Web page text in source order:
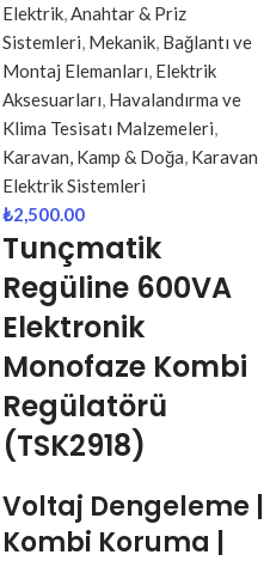
Elektrik,Anahtar & Priz
Sistemleri, Mekanik, Bağlantı ve
Montaj Elemanları, Elektrik
Aksesuarları, Havalandırma ve
Klima Tesisatı Malzemeleri,
Karavan, Kamp & Doğa, Karavan
Elektrik Sistemleri
₺2,500.00
Tunçmatik
Regüline 600VA
Elektronik
Monofaze Kombi
Regülatörü
(TSK2918)
Voltaj Dengeleme |
Kombi Koruma |